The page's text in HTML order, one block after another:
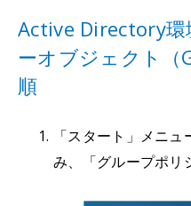
Active Directory
ーオブジェクト（
順
「スタート」メニ
み、「グループポリ